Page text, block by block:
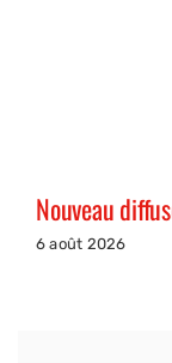
Nouveau
6 août 2026